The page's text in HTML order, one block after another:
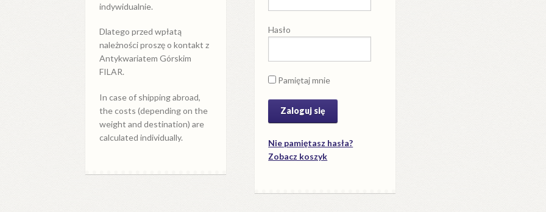
indywidualnie.
Dlatego przed wpłatą
należności proszę o kontakt z
Antykwariatem Górskim
FILAR.
In case of shipping abroad,
the costs (depending on the
weight and destination) are
calculated individually.
Hasło
Pamiętaj mnie
Nie pamiętasz hasła?
Zobacz koszyk